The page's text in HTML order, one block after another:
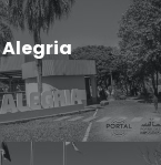
Alegria